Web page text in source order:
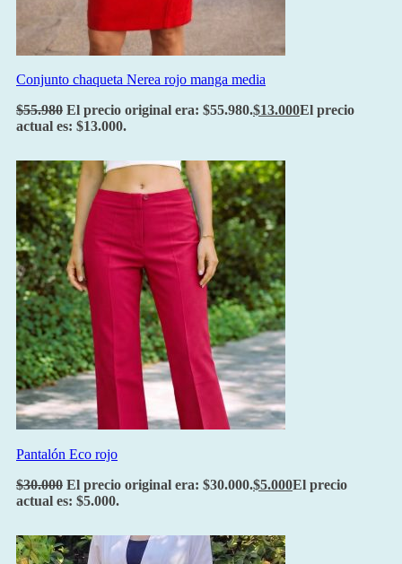
Conjunto chaqueta Nerea rojo manga media
$55.980 El precio original era: $55.980.$13.000El precio
actual es: $13.000.
Pantalón Eco rojo
$30.000 El precio original era: $30.000.$5.000El precio
actual es: $5.000.